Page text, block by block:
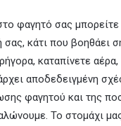
φαγητό σας
κάτι που βοηθάει
καταπίνετε
αποδεδειγμένη
φαγητού και της
Το στομάχι